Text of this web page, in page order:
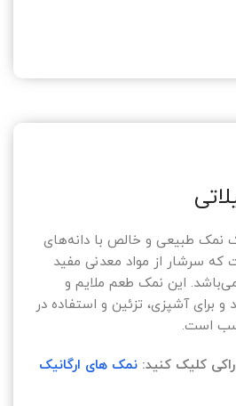
نمک طبیعی و خالص با دانه‌های
سرشار از مواد معدنی مفید
این نمک طعم ملایم و
برای آشپزی، تزئین و استفاده در
است.
کلیک کنید: نمک های ارگانیک